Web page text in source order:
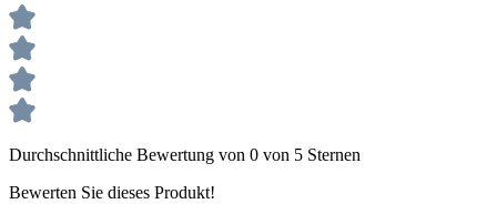
Durchschnittliche Bewertung von 0 von 5 Sternen
Bewerten Sie dieses Produkt!